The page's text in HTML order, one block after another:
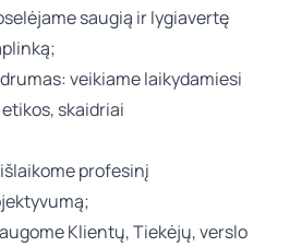
saugią ir lygiavertę
veikiame laikydamiesi
skaidriai
profesinį
Klientų, Tiekėjų, verslo